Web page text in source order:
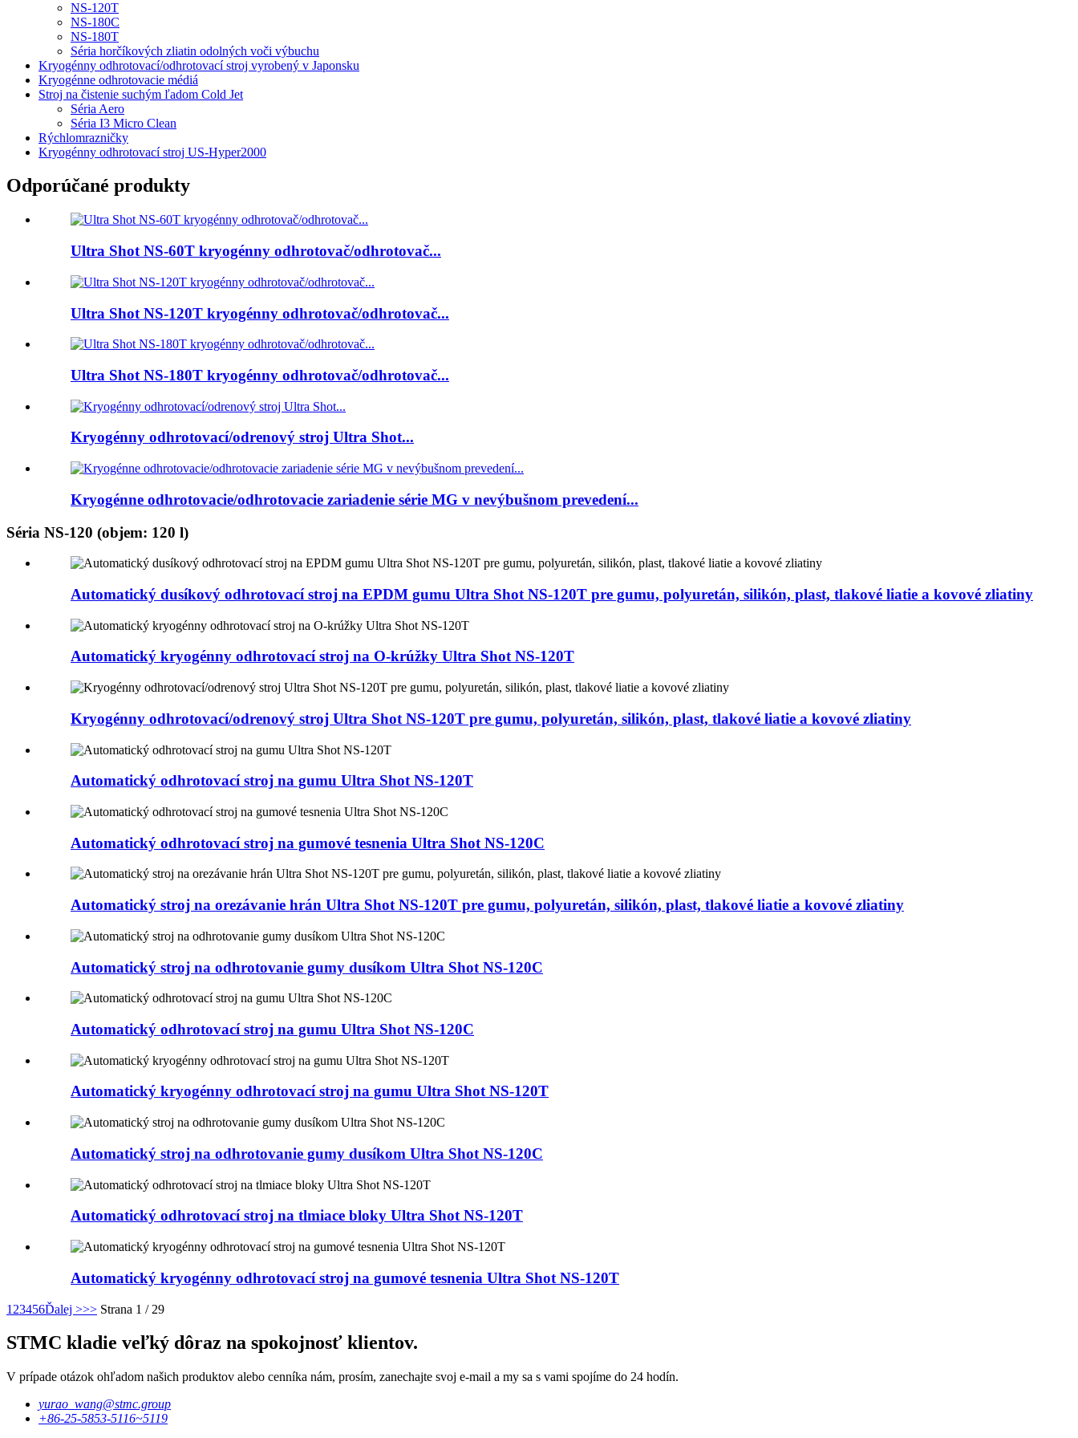
NS-120T
NS-180C
NS-180T
Séria horčíkových zliatin odolných voči výbuchu
Kryogénny odhrotovací/odhrotovací stroj vyrobený v Japonsku
Kryogénne odhrotovacie médiá
Stroj na čistenie suchým ľadom Cold Jet
Séria Aero
Séria I3 Micro Clean
Rýchlomrazničky
Kryogénny odhrotovací stroj US-Hyper2000
Odporúčané produkty
Ultra Shot NS-60T kryogénny odhrotovač/odhrotovač...
Ultra Shot NS-120T kryogénny odhrotovač/odhrotovač...
Ultra Shot NS-180T kryogénny odhrotovač/odhrotovač...
Kryogénny odhrotovací/odrenový stroj Ultra Shot...
Kryogénne odhrotovacie/odhrotovacie zariadenie série MG v nevýbušnom prevedení...
Séria NS-120 (objem: 120 l)
Automatický dusíkový odhrotovací stroj na EPDM gumu Ultra Shot NS-120T pre gumu, polyuretán, silikón, plast, tlakové liatie a kovové zliatiny
Automatický kryogénny odhrotovací stroj na O-krúžky Ultra Shot NS-120T
Kryogénny odhrotovací/odrenový stroj Ultra Shot NS-120T pre gumu, polyuretán, silikón, plast, tlakové liatie a kovové zliatiny
Automatický odhrotovací stroj na gumu Ultra Shot NS-120T
Automatický odhrotovací stroj na gumové tesnenia Ultra Shot NS-120C
Automatický stroj na orezávanie hrán Ultra Shot NS-120T pre gumu, polyuretán, silikón, plast, tlakové liatie a kovové zliatiny
Automatický stroj na odhrotovanie gumy dusíkom Ultra Shot NS-120C
Automatický odhrotovací stroj na gumu Ultra Shot NS-120C
Automatický kryogénny odhrotovací stroj na gumu Ultra Shot NS-120T
Automatický stroj na odhrotovanie gumy dusíkom Ultra Shot NS-120C
Automatický odhrotovací stroj na tlmiace bloky Ultra Shot NS-120T
Automatický kryogénny odhrotovací stroj na gumové tesnenia Ultra Shot NS-120T
1 23456Ďalej >>> Strana 1 / 29
STMC kladie veľký dôraz na spokojnosť klientov.
V prípade otázok ohľadom našich produktov alebo cenníka nám, prosím, zanechajte svoj e-mail a my sa s vami spojíme do 24 hodín.
yurao_wang@stmc.group
+86-25-5853-5116~5119